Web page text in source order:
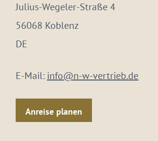
Julius-Wegeler-Straße 4
56068 Koblenz
DE
E-Mail: info@n-w-vertrieb.de
Anreise planen